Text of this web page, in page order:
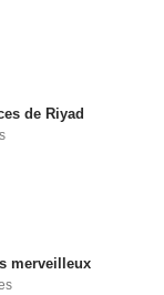
de Riyad
merveilleux